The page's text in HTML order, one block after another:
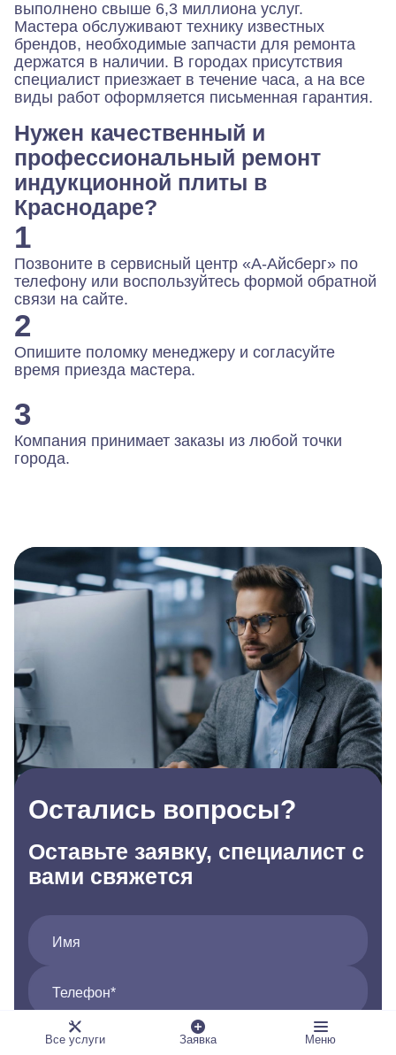
выполнено свыше 6,3 миллиона услуг.
Мастера обслуживают технику известных
брендов, необходимые запчасти для ремонта
держатся в наличии. В городах присутствия
специалист приезжает в течение часа, а на все
виды работ оформляется письменная гарантия.
Нужен качественный и
профессиональный ремонт
индукционной плиты в
Краснодаре?
1
Позвоните в сервисный центр «А-Айсберг» по
телефону или воспользуйтесь формой обратной
связи на сайте.
2
Опишите поломку менеджеру и согласуйте
время приезда мастера.
3
Компания принимает заказы из любой точки
города.
Остались вопросы?
Оставьте заявку, специалист с
вами свяжется
Имя
Телефон*
Введите код с картинки
Все услуги Заявка Меню